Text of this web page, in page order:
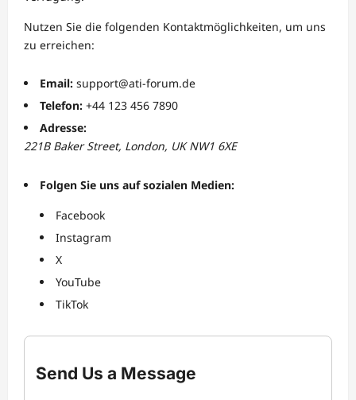
Nutzen Sie die folgenden Kontaktmöglichkeiten, um uns
zu erreichen:
Email: support@ati-forum.de
Telefon: +44 123 456 7890
Adresse:
221B Baker Street, London, UK NW1 6XE
Folgen Sie uns auf sozialen Medien:
Facebook
Instagram
X
YouTube
TikTok
Send Us a Message